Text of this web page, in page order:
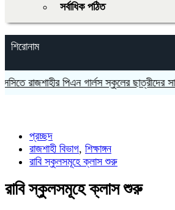
সর্বাধিক পঠিত
শিরোনাম
রাজশাহীর পিএন গার্লস স্কুলের ছাত্রীদের সাফল্য
প্রচ্ছদ
রাজশাহী বিভাগ, শিক্ষাঙ্গন
রাবি স্কুলসমূহে ক্লাস শুরু
রাবি স্কুলসমূহে ক্লাস শুরু